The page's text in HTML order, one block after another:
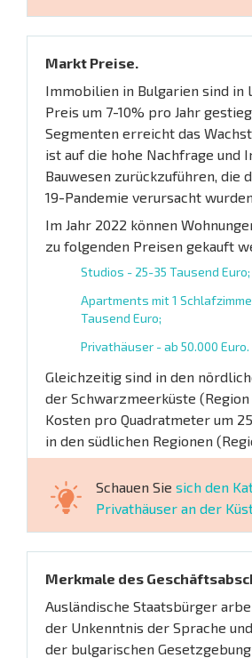
Markt Preise.
Immobilien in Bulgarien sind
Preis um 7-10% pro Jahr
Segmenten erreicht das
ist auf die hohe Nachfrage und
Bauwesen zurückzuführen, die
19-Pandemie verursacht wurden.
Im Jahr 2022 können
zu folgenden Preisen gekauft
Studios - 25-35 Tausend Euro;
Apartments mit 1
Tausend Euro;
Privathäuser - ab 50.000 Euro.
Gleichzeitig sind in den
der Schwarzmeerküste (Region
Kosten pro Quadratmeter um
in den südlichen Regionen
Schauen Sie sich den
Privathäuser an der
Merkmale des
Ausländische Staatsbürger
der Unkenntnis der Sprache
der bulgarischen